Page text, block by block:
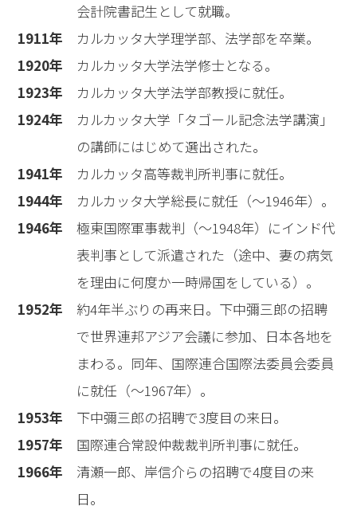
会計院書記生として就職。
1911年 カルカッタ大学理学部、法学部を卒業。
1920年 カルカッタ大学法学修士となる。
1923年 カルカッタ大学法学部教授に就任。
1924年 カルカッタ大学「タゴール記念法学講演」
の講師にはじめて選出された。
1941年 カルカッタ高等裁判所判事に就任。
1944年 カルカッタ大学総長に就任（〜1946年）。
1946年 極東国際軍事裁判（〜1948年）にインド代
表判事として派遣された（途中、妻の病気
を理由に何度か一時帰国をしている）。
1952年 約4年半ぶりの再来日。下中彌三郎の招聘
で世界連邦アジア会議に参加、日本各地を
まわる。同年、国際連合国際法委員会委員
に就任（〜1967年）。
1953年 下中彌三郎の招聘で3度目の来日。
1957年 国際連合常設仲裁裁判所判事に就任。
1966年 清瀬一郎、岸信介らの招聘で4度目の来
日。